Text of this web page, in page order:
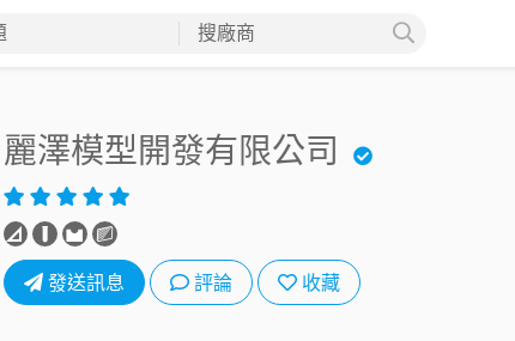
搜廠商
麗澤模型開發有限公司
發送訊息 評論 收藏